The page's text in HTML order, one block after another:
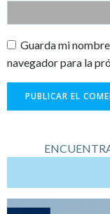
Guarda mi
navegador para la